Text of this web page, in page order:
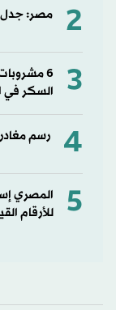
2 مصر: جدل
3
6
السكر في
4 رسم
5
المصري
للأرقام